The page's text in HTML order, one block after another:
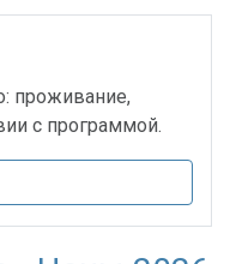
проживание,
с программой.